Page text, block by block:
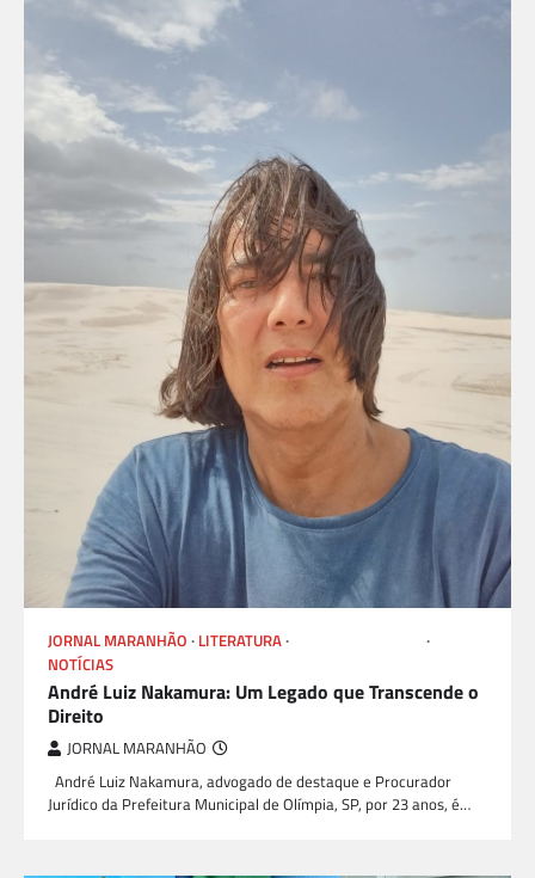
JORNAL MARANHÃO LITERATURA
NOTÍCIAS
André Luiz Nakamura: Um Legado que Transcende o
Direito
JORNAL MARANHÃO
André Luiz Nakamura, advogado de destaque e Procurador
Jurídico da Prefeitura Municipal de Olímpia, SP, por 23 anos, é…